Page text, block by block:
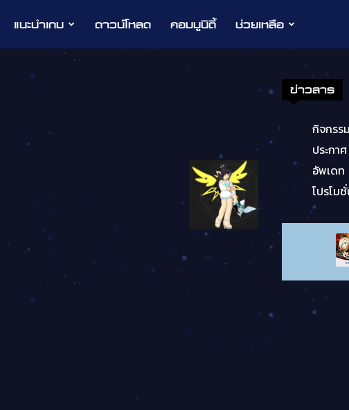
แนะนำเกม ดาวน์โหลด คอมมูนิตี้ ช่วยเหลือ
ข่าวสาร
กิจกรรม
ประกาศ
อัพเดท
โปรโม